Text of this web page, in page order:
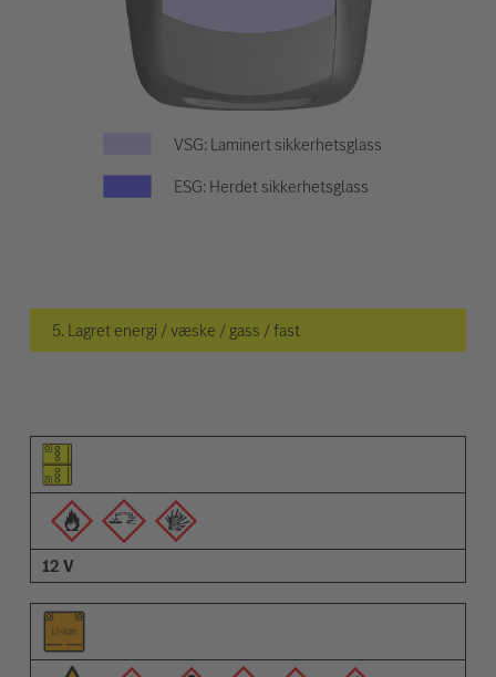
VSG: Laminert sikkerhetsglass
ESG: Herdet sikkerhetsglass
5. Lagret energi / væske / gass / fast
Piktogram for elementet
Piktogrammer for advarsler
Beskrivelse
12 V